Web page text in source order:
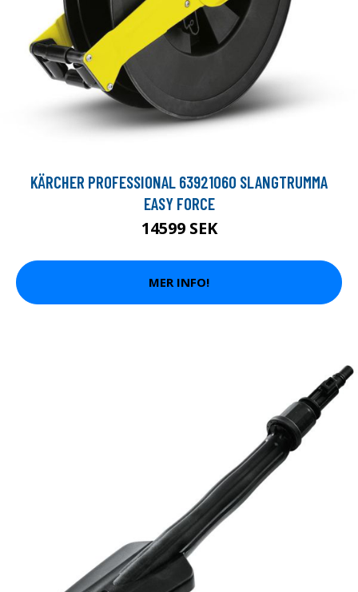
KÄRCHER PROFESSIONAL 63921060 SLANGTRUMMA
EASY FORCE
14599 SEK
MER INFO!